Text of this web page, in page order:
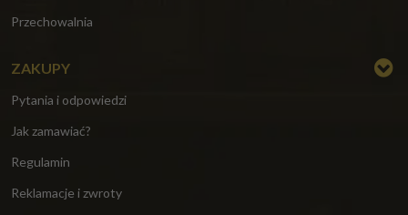
Przechowalnia
ZAKUPY
Pytania i odpowiedzi
Jak zamawiać?
Regulamin
Reklamacje i zwroty